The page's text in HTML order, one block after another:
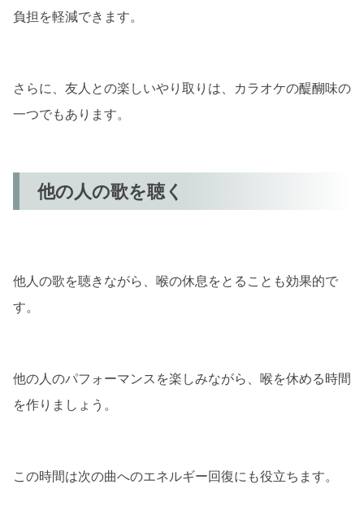
負担を軽減できます。
さらに、友人との楽しいやり取りは、カラオケの醍醐味の
一つでもあります。
他の人の歌を聴く
他人の歌を聴きながら、喉の休息をとることも効果的で
す。
他の人のパフォーマンスを楽しみながら、喉を休める時間
を作りましょう。
この時間は次の曲へのエネルギー回復にも役立ちます。